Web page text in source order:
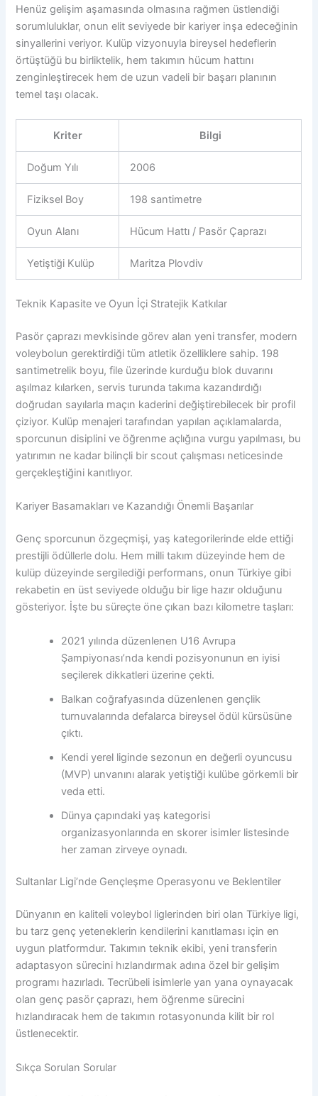
Henüz gelişim aşamasında olmasına rağmen üstlendiği
sorumluluklar, onun elit seviyede bir kariyer inşa edeceğinin
sinyallerini veriyor. Kulüp vizyonuyla bireysel hedeflerin
örtüştüğü bu birliktelik, hem takımın hücum hattını
zenginleştirecek hem de uzun vadeli bir başarı planının
temel taşı olacak.
Kriter Bilgi
Doğum Yılı 2006
Fiziksel Boy 198 santimetre
Oyun Alanı Hücum Hattı / Pasör Çaprazı
Yetiştiği Kulüp Maritza Plovdiv
Teknik Kapasite ve Oyun İçi Stratejik Katkılar
Pasör çaprazı mevkisinde görev alan yeni transfer, modern
voleybolun gerektirdiği tüm atletik özelliklere sahip. 198
santimetrelik boyu, file üzerinde kurduğu blok duvarını
aşılmaz kılarken, servis turunda takıma kazandırdığı
doğrudan sayılarla maçın kaderini değiştirebilecek bir profil
çiziyor. Kulüp menajeri tarafından yapılan açıklamalarda,
sporcunun disiplini ve öğrenme açlığına vurgu yapılması, bu
yatırımın ne kadar bilinçli bir scout çalışması neticesinde
gerçekleştiğini kanıtlıyor.
Kariyer Basamakları ve Kazandığı Önemli Başarılar
Genç sporcunun özgeçmişi, yaş kategorilerinde elde ettiği
prestijli ödüllerle dolu. Hem milli takım düzeyinde hem de
kulüp düzeyinde sergilediği performans, onun Türkiye gibi
rekabetin en üst seviyede olduğu bir lige hazır olduğunu
gösteriyor. İşte bu süreçte öne çıkan bazı kilometre taşları:
2021 yılında düzenlenen U16 Avrupa
Şampiyonası’nda kendi pozisyonunun en iyisi
seçilerek dikkatleri üzerine çekti.
Balkan coğrafyasında düzenlenen gençlik
turnuvalarında defalarca bireysel ödül kürsüsüne
çıktı.
Kendi yerel liginde sezonun en değerli oyuncusu
(MVP) unvanını alarak yetiştiği kulübe görkemli bir
veda etti.
Dünya çapındaki yaş kategorisi
organizasyonlarında en skorer isimler listesinde
her zaman zirveye oynadı.
Sultanlar Ligi’nde Gençleşme Operasyonu ve Beklentiler
Dünyanın en kaliteli voleybol liglerinden biri olan Türkiye ligi,
bu tarz genç yeteneklerin kendilerini kanıtlaması için en
uygun platformdur. Takımın teknik ekibi, yeni transferin
adaptasyon sürecini hızlandırmak adına özel bir gelişim
programı hazırladı. Tecrübeli isimlerle yan yana oynayacak
olan genç pasör çaprazı, hem öğrenme sürecini
hızlandıracak hem de takımın rotasyonunda kilit bir rol
üstlenecektir.
Sıkça Sorulan Sorular